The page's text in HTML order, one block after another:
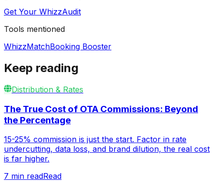
Get Your WhizzAudit
Tools mentioned
WhizzMatchBooking Booster
Keep reading
Distribution & Rates
The True Cost of OTA Commissions: Beyond
the Percentage
15-25% commission is just the start. Factor in rate
undercutting, data loss, and brand dilution, the real cost
is far higher.
7 min readRead